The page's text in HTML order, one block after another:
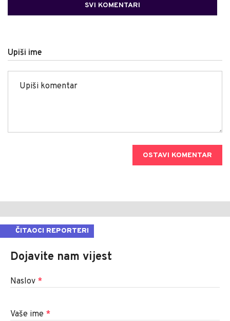
SVI KOMENTARI
Upiši ime
OSTAVI KOMENTAR
ČITAOCI REPORTERI
Dojavite nam vijest
Naslov *
Vaše ime *